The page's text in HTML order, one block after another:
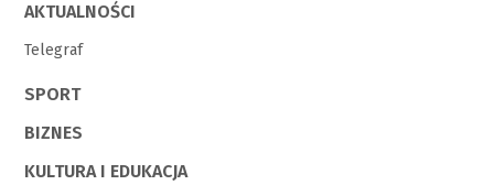
AKTUALNOŚCI
Telegraf
SPORT
BIZNES
KULTURA I EDUKACJA